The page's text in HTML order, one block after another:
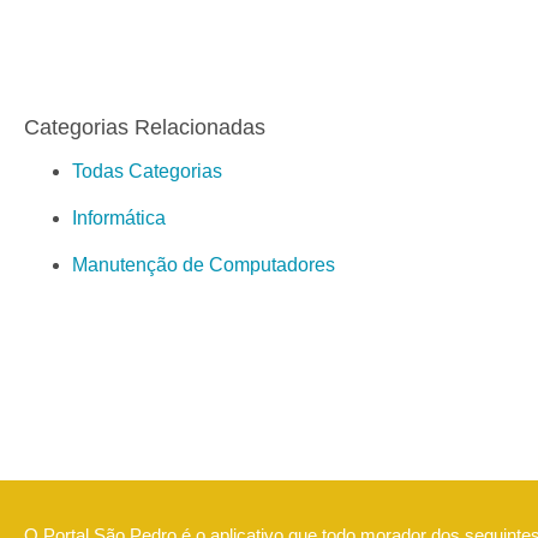
Categorias Relacionadas
Todas Categorias
Informática
Manutenção de Computadores